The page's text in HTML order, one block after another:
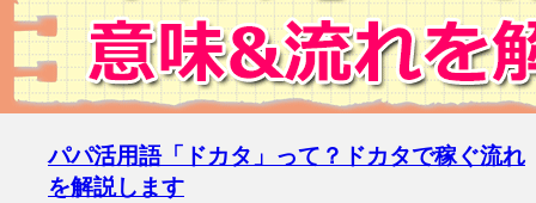
パパ活用語「ドカタ」って？ドカタで稼ぐ流れ
を解説します